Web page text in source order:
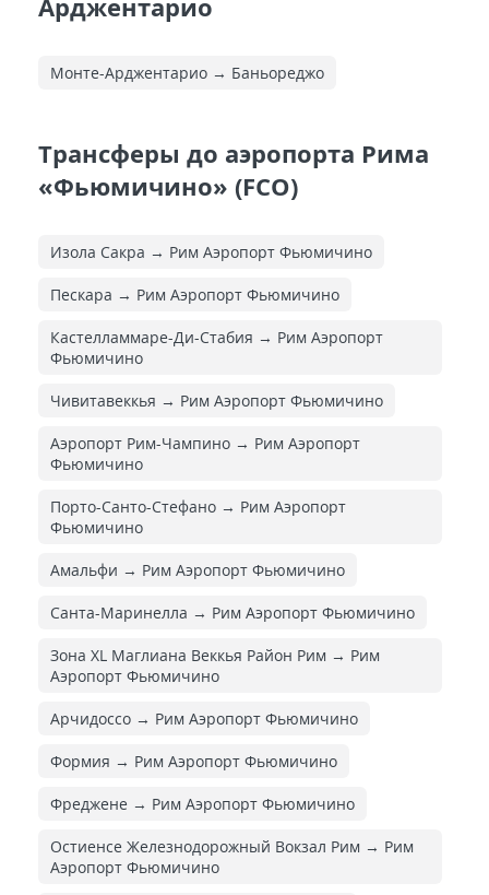
Арджентарио
Монте-Арджентарио → Баньореджо
Трансферы до аэропорта Рима
«Фьюмичино» (FCO)
Изола Сакра → Рим Аэропорт Фьюмичино
Пескара → Рим Аэропорт Фьюмичино
Кастелламмаре-Ди-Стабия → Рим Аэропорт
Фьюмичино
Чивитавеккья → Рим Аэропорт Фьюмичино
Аэропорт Рим-Чампино → Рим Аэропорт
Фьюмичино
Порто-Санто-Стефано → Рим Аэропорт
Фьюмичино
Амальфи → Рим Аэропорт Фьюмичино
Санта-Маринелла → Рим Аэропорт Фьюмичино
Зона XL Маглиана Веккья Район Рим → Рим
Аэропорт Фьюмичино
Арчидоссо → Рим Аэропорт Фьюмичино
Формия → Рим Аэропорт Фьюмичино
Фреджене → Рим Аэропорт Фьюмичино
Остиенсе Железнодорожный Вокзал Рим → Рим
Аэропорт Фьюмичино